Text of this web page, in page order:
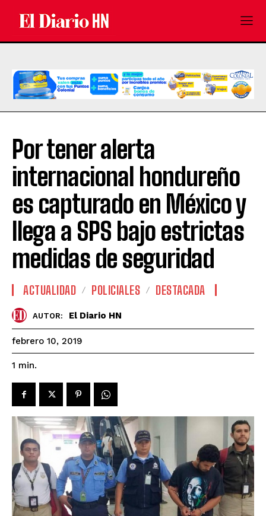
Por tener alerta
internacional hondureño
es capturado en México y
llega a SPS bajo estrictas
medidas de seguridad
ACTUALIDAD POLICIALES DESTACADA
AUTOR: El Diario HN
febrero 10, 2019
1 min.